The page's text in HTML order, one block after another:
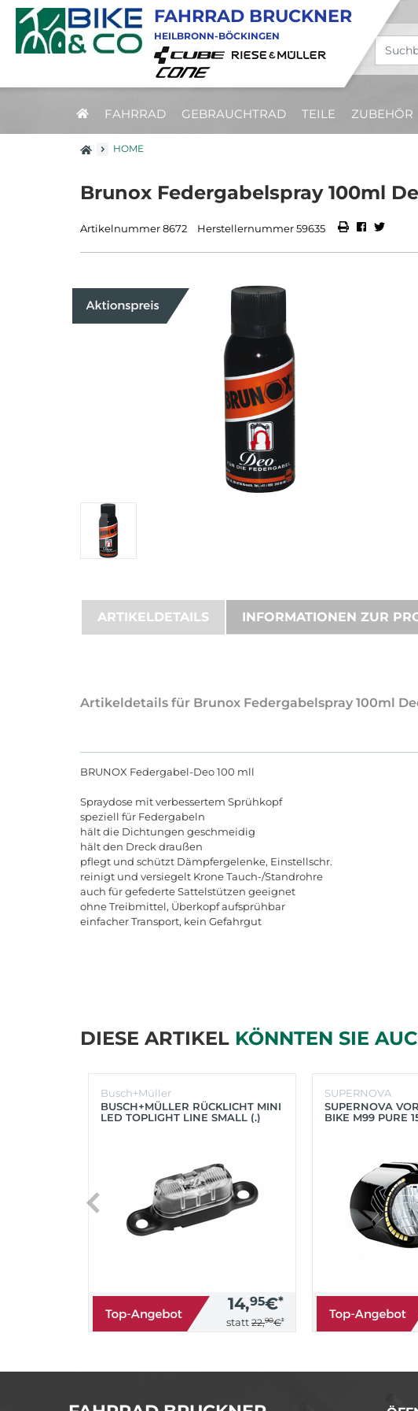
FAHRRAD GEBRAUCHTRAD TEILE ZUBEHÖR
FAHRRAD BRUCKNER
HEILBRONN-BÖCKINGEN
HOME
Brunox Federgabelspray 100ml
Artikelnummer 8672 Herstellernummer 59635
ARTIKELDETAILS INFORMATIONEN ZUR
Artikeldetails für Brunox Federgabelspray 100ml
BRUNOX Federgabel-Deo 100 mll
Spraydose mit verbessertem Sprühkopf
speziell für Federgabeln
hält die Dichtungen geschmeidig
hält den Dreck draußen
pflegt und schützt Dämpfergelenke, Einstellschr.
reinigt und versiegelt Krone Tauch-/Standrohre
auch für gefederte Sattelstützen geeignet
ohne Treibmittel, Überkopf aufsprühbar
einfacher Transport, kein Gefahrgut
DIESE ARTIKEL KÖNNTEN SIE
Busch+Müller
BUSCH+MÜLLER RÜCKLICHT MINI
LED TOPLIGHT LINE SMALL (.)
14,95€*
statt 22,90€*
SUPERNOVA
SUPERNOVA
BIKE M99 PURE